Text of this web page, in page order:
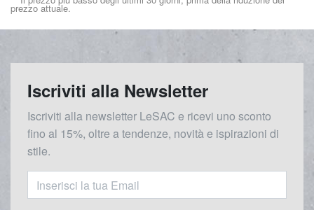
prezzo attuale.
Iscriviti alla Newsletter
Iscriviti alla newsletter LeSAC e ricevi uno sconto
fino al 15%, oltre a tendenze, novità e ispirazioni di
stile.